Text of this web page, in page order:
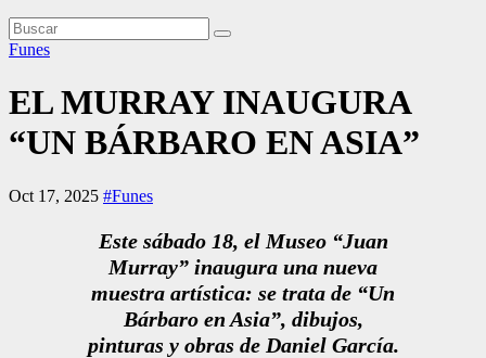
Funes
EL MURRAY INAUGURA
“UN BÁRBARO EN ASIA”
Oct 17, 2025 #Funes
Este sábado 18, el Museo “Juan
Murray” inaugura una nueva
muestra artística: se trata de “Un
Bárbaro en Asia”, dibujos,
pinturas y obras de Daniel García.